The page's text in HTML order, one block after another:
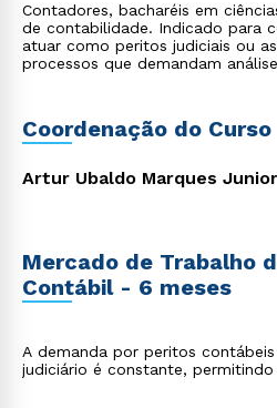
Contadores, bacharéis em
de contabilidade. Indicado para
atuar como peritos judiciais ou
processos que demandam
Coordenação do Curso
Artur Ubaldo Marques Junior
Mercado de Trabalho
Contábil - 6 meses
A demanda por peritos
judiciário é constante,